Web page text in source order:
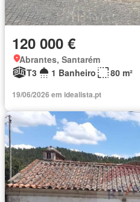
120 000 €
Abrantes, Santarém
T3
1 Banheiro 80 m²
19/06/2026 em idealista.pt